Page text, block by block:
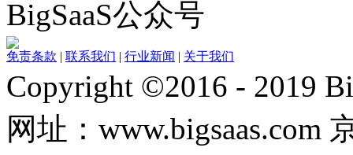
BigSaaS公众号
免责条款 | 联系我们 | 行业新闻 | 关于我们
Copyright ©2016 - 2019
网址：www.bigsaas.com